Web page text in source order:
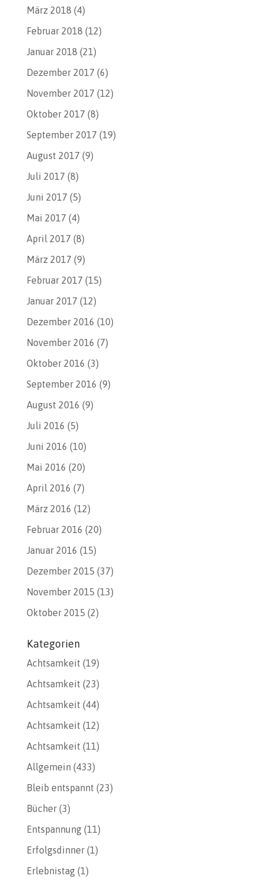
März 2018 (4)
Februar 2018 (12)
Januar 2018 (21)
Dezember 2017 (6)
November 2017 (12)
Oktober 2017 (8)
September 2017 (19)
August 2017 (9)
Juli 2017 (8)
Juni 2017 (5)
Mai 2017 (4)
April 2017 (8)
März 2017 (9)
Februar 2017 (15)
Januar 2017 (12)
Dezember 2016 (10)
November 2016 (7)
Oktober 2016 (3)
September 2016 (9)
August 2016 (9)
Juli 2016 (5)
Juni 2016 (10)
Mai 2016 (20)
April 2016 (7)
März 2016 (12)
Februar 2016 (20)
Januar 2016 (15)
Dezember 2015 (37)
November 2015 (13)
Oktober 2015 (2)
Kategorien
Achtsamkeit (19)
Achtsamkeit (23)
Achtsamkeit (44)
Achtsamkeit (12)
Achtsamkeit (11)
Allgemein (433)
Bleib entspannt (23)
Bücher(3)
Entspannung(11)
Erfolgsdinner(1)
Erlebnistag(1)